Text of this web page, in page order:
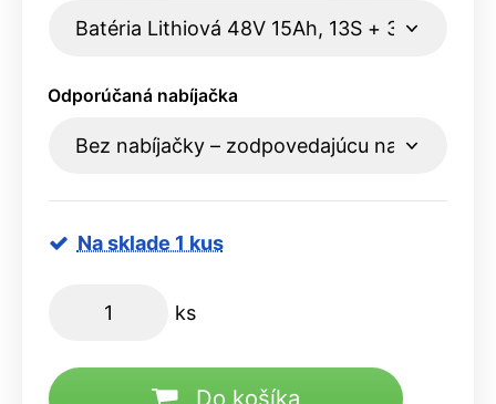
Odporúčaná nabíjačka
Na sklade 1 kus
ks
Do košíka